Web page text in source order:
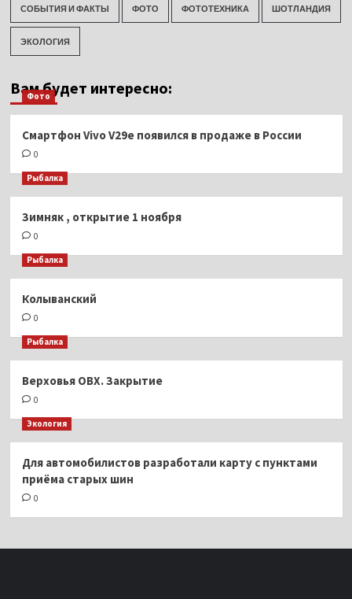
СОБЫТИЯ И ФАКТЫ ФОТО ФОТОТЕХНИКА ШОТЛАНДИЯ
ЭКОЛОГИЯ
Вам будет интересно:
Фото
Смартфон Vivo V29e появился в продаже в России
0
Рыбалка
Зимняк , открытие 1 ноября
0
Рыбалка
Колыванский
0
Рыбалка
Верховья ОВХ. Закрытие
0
Экология
Для автомобилистов разработали карту с пунктами
приёма старых шин
0